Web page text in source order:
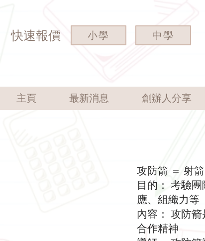
快速報價 小學 中學
主頁 最新消息 創辦人分享
攻防箭 ＝ 射
目的： 考驗
應、組織力等
內容： 攻防
合作精神